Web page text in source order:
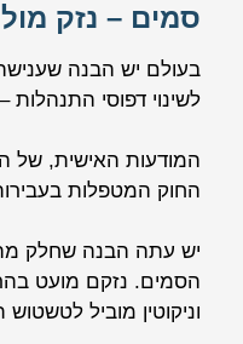
סמים – נזק
בעולם יש הבנה
לשינוי דפוסי
המודעות האישית, של
החוק המטפלות
יש עתה הבנה שחלק
הסמים. נזקם מועט
וניקוטין מוביל